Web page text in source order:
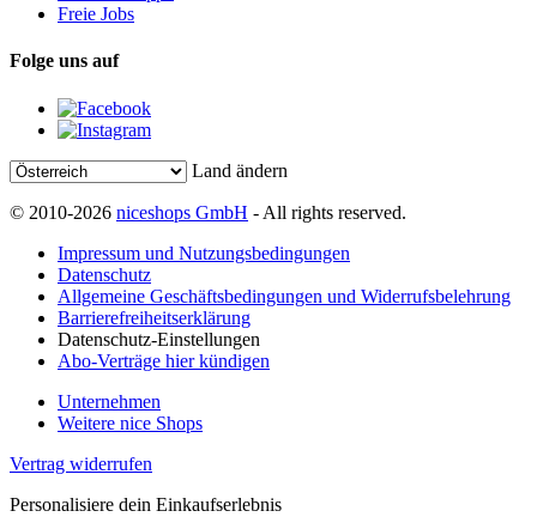
Freie Jobs
Folge uns auf
Land ändern
© 2010-2026 niceshops GmbH - All rights reserved.
Impressum und Nutzungsbedingungen
Datenschutz
Allgemeine Geschäftsbedingungen und Widerrufsbelehrung
Barrierefreiheitserklärung
Datenschutz-Einstellungen
Abo-Verträge hier kündigen
Unternehmen
Weitere nice Shops
Vertrag widerrufen
Personalisiere dein Einkaufserlebnis